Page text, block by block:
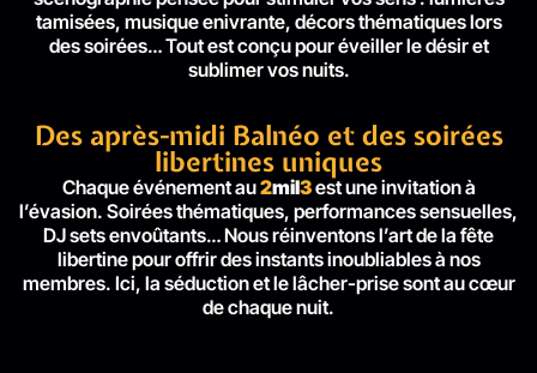
tamisées, musique enivrante, décors thématiques lors
des soirées… Tout est conçu pour éveiller le désir et
sublimer vos nuits.
Des après-midi Balnéo et des soirées
libertines uniques
Chaque événement au2mil3est une invitation à
l’évasion. Soirées thématiques, performances sensuelles,
DJ sets envoûtants… Nous réinventons l’art de la fête
libertine pour offrir des instants inoubliables à nos
membres. Ici, la séduction et le lâcher-prise sont au cœur
de chaque nuit.